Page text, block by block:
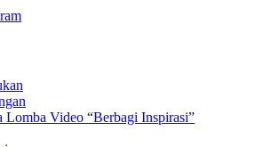
Lomba Video “Berbagi Inspirasi”